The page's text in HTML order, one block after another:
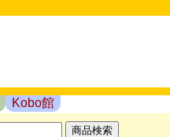
Kobo館